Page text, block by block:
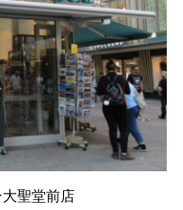
聖堂前店